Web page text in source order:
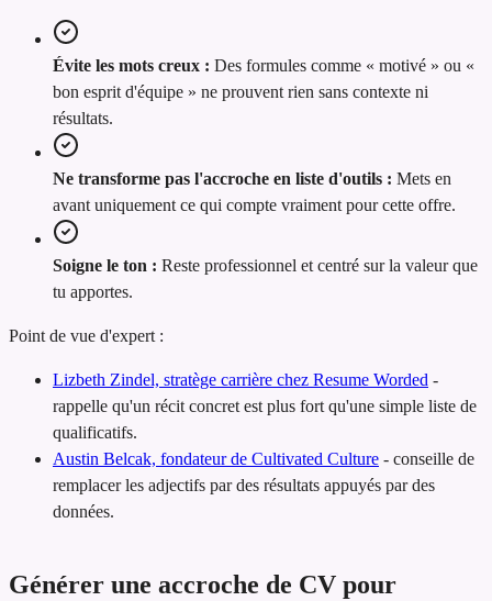
Évite les mots creux : Des formules comme « motivé » ou «
bon esprit d'équipe » ne prouvent rien sans contexte ni
résultats.
Ne transforme pas l'accroche en liste d'outils : Mets en
avant uniquement ce qui compte vraiment pour cette offre.
Soigne le ton : Reste professionnel et centré sur la valeur que
tu apportes.
Point de vue d'expert :
Lizbeth Zindel, stratège carrière chez Resume Worded -
rappelle qu'un récit concret est plus fort qu'une simple liste de
qualificatifs.
Austin Belcak, fondateur de Cultivated Culture - conseille de
remplacer les adjectifs par des résultats appuyés par des
données.
Générer une accroche de CV pour